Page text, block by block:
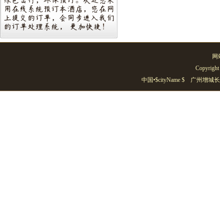
网
Copyright
中国•$cityName $ 广州增城